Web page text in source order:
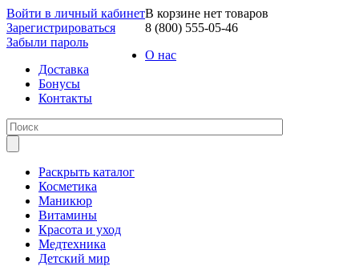
Войти в личный кабинет
Зарегистрироваться
Забыли пароль
В корзине нет товаров
8 (800) 555-05-46
О нас
Доставка
Бонусы
Контакты
Раскрыть каталог
Косметика
Маникюр
Витамины
Красота и уход
Медтехника
Детский мир